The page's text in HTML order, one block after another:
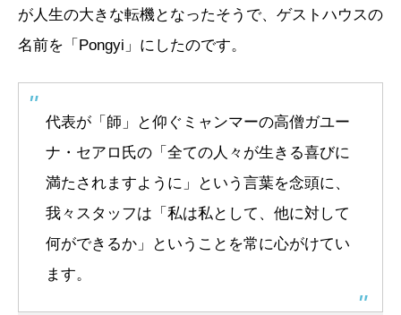
が人生の大きな転機となったそうで、ゲストハウスの
名前を「Pongyi」にしたのです。
代表が「師」と仰ぐミャンマーの高僧ガユー
ナ・セアロ氏の「全ての人々が生きる喜びに
満たされますように」という言葉を念頭に、
我々スタッフは「私は私として、他に対して
何ができるか」ということを常に心がけてい
ます。